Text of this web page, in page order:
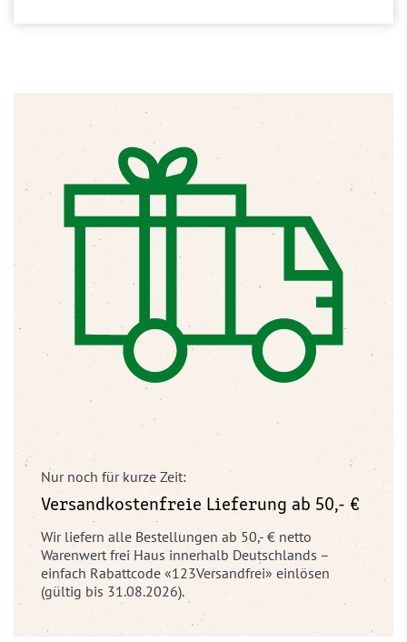
Nur noch für kurze Zeit:
Versandkostenfreie Lieferung ab 50,- €
Wir liefern alle Bestellungen ab 50,- € netto
Warenwert frei Haus innerhalb Deutschlands –
einfach Rabattcode «123Versandfrei» einlösen
(gültig bis 31.08.2026).